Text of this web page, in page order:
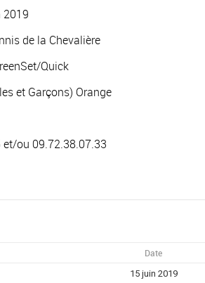
2019
de la Chevalière
Quick
et Garçons) Orange
ou 09.72.38.07.33
Date
15 juin 2019